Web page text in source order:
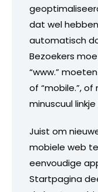
dat wel
automatisch
Bezoekers
“www.”
of “mobile.”,
minuscuul
Juist om
mobiele web
eenvoudige
Startpagina